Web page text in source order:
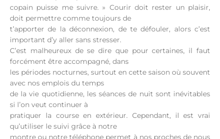
copain puisse me suivre. » Courir doit rester un plaisir,
doit permettre comme toujours de
t’apporter de la déconnexion, de te défouler, alors c’est
important d’y aller sans stresser.
C’est malheureux de se dire que pour certaines, il faut
forcément être accompagné, dans
les périodes nocturnes, surtout en cette saison où souvent
avec nos emplois du temps
de la vie quotidienne, les séances de nuit sont inévitables
si l’on veut continuer à
pratiquer la course en extérieur. Cependant, il est vrai
qu’utiliser le suivi grâce à notre
montre ou notre téléphone permet à nos proches de nous